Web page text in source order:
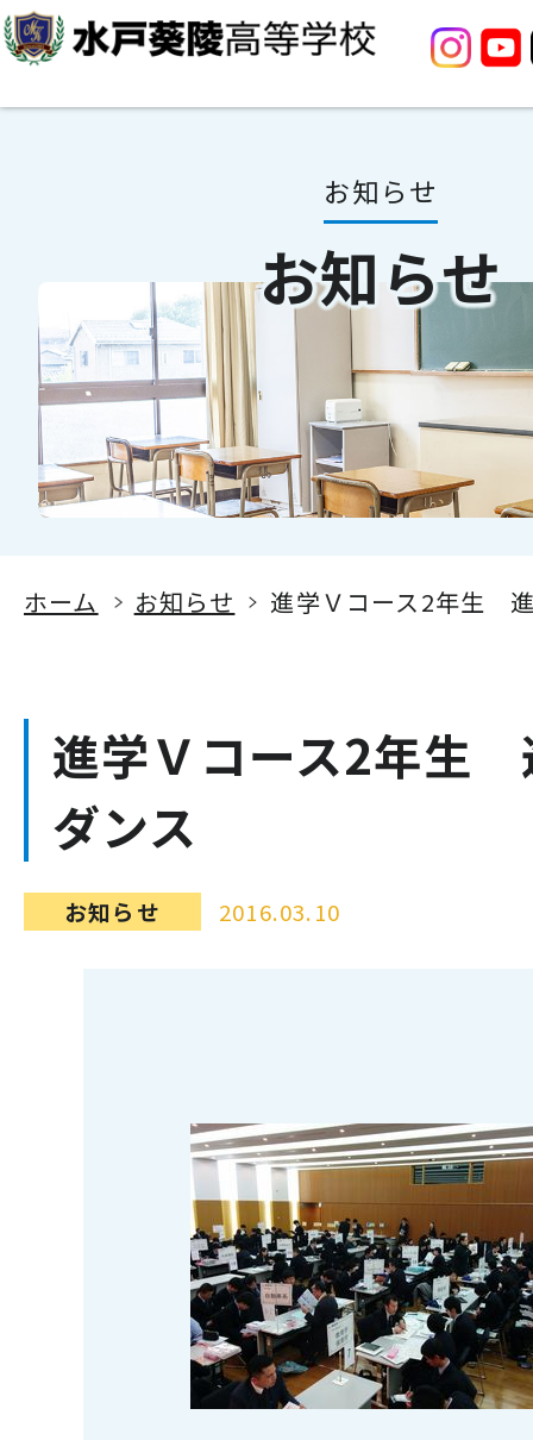
お知らせ
お知らせ
ホーム お知らせ 進学Ｖコース2年生
進学Ｖコース2年生
ダンス
お知らせ 2016.03.10